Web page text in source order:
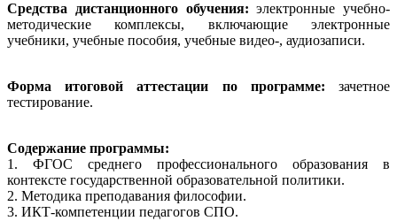
Средства дистанционного обучения: электронные учебно-
методические комплексы, включающие электронные
учебники, учебные пособия, учебные видео-, аудиозаписи.
Форма итоговой аттестации по программе: зачетное
тестирование.
Содержание программы:
1. ФГОС среднего профессионального образования в
контексте государственной образовательной политики.
2. Методика преподавания философии.
3. ИКТ-компетенции педагогов СПО.